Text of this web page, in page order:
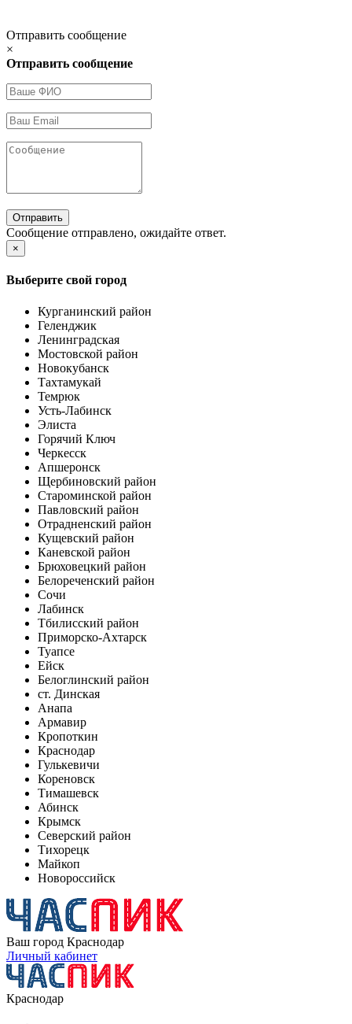
Отправить сообщение
×
Отправить сообщение
Отправить
Сообщение отправлено, ожидайте ответ.
×
Выберите свой город
Курганинский район
Геленджик
Ленинградская
Мостовской район
Новокубанск
Тахтамукай
Темрюк
Усть-Лабинск
Элиста
Горячий Ключ
Черкесск
Апшеронск
Щербиновский район
Староминской район
Павловский район
Отрадненский район
Кущевский район
Каневской район
Брюховецкий район
Белореченский район
Сочи
Лабинск
Тбилисский район
Приморско-Ахтарск
Туапсе
Ейск
Белоглинский район
ст. Динская
Анапа
Армавир
Кропоткин
Краснодар
Гулькевичи
Кореновск
Тимашевск
Абинск
Крымск
Северский район
Тихорецк
Майкоп
Новороссийск
Ваш город Краснодар
Личный кабинет
Краснодар